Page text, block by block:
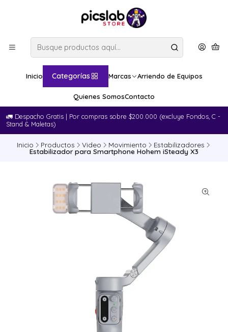
Inicio Categorías Marcas Arriendo de Equipos
Quienes SomosContacto
🚛​ Despacho Gratis | Por compras sobre $200.000 (excluye Fondos, C -
Stand & Maletas)
Inicio Productos Video Movimiento Estabilizadores
Estabilizador para Smartphone Hohem iSteady X3